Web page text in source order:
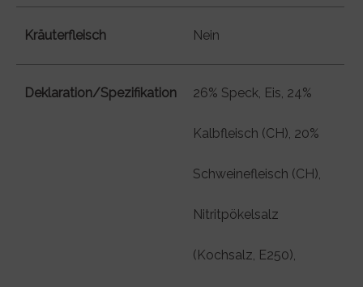
Kräuterfleisch Nein
Deklaration/Spezifikation 26% Speck, Eis, 24%
Kalbfleisch (CH), 20%
Schweinefleisch (CH),
Nitritpökelsalz
(Kochsalz, E250),